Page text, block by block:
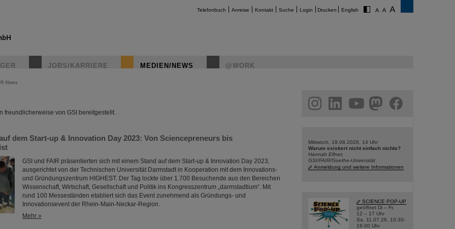
Telefonbuch Anreise Kontakt Suche Login Drucken English
JOBS/KARRIERE MEDIEN/NEWS @WORK
News
freundlicherweise von GSI bereitgestellt.
dem Start-up & Innovation Day 2023: Von Sciencepreneurs bis
GSI und FAIR präsentierten sich mit einem Stand auf dem Start-up & Innovation Day 2023,
ausgerichtet von der Technischen Universität Darmstadt in Kooperation mit dem Innovations-
und Gründungszentrum HIGHEST. Der Tag lockte über 1.700 Besuchende aus den Bereichen
Wissenschaft, Wirtschaft, Gesellschaft und Politik ins Kongresszentrum „darmstadtium“. Mit
rund 100 Messeständen etabliert sich das Event zunehmend als Gründungs- und
Innovationsevent der Rhein-Main-Neckar-Region.
Mehr »
facebook
Mittwoch, 19.08.2026, 14 Uhr
Warum existiert nicht einfach nichts?
Hannah Elfner,
GSI/FAIR/Goethe-Universität
Anmeldung und weitere Informationen
SCIENCE POP-UP
geöffnet Di – Fr,
12 – 17 Uhr
Sa, 11.07.26, 10:30-
16:00 Uhr